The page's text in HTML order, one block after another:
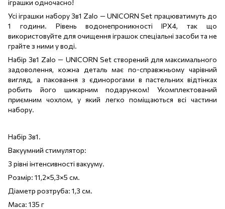
іграшки одночасно!
Усі іграшки набору 3в1 Zalo — UNICORN Set працюватимуть до
1 години. Рівень водонепроникності IPX4, так що
використовуйте для очищення іграшок спеціальні засоби та не
грайте з ними у воді.
Набір 3в1 Zalo — UNICORN Set створений для максимального
задоволення, кожна деталь має по-справжньому чарівний
вигляд, а паковання з єдинорогами в пастельних відтінках
робить його шикарним подарунком! Укомплектований
приємним чохлом, у який легко поміщаються всі частини
набору.
Набір 3в1.
Вакуумний стимулятор:
3 рівні інтенсивності вакууму.
Розмір: 11,2×5,3×5 см.
Діаметр розтруба: 1,3 см.
Маса: 135 г